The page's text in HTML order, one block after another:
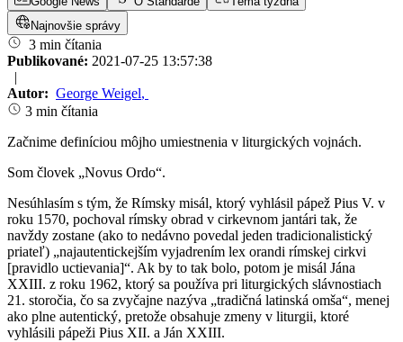
Najnovšie správy
3 min čítania
Publikované: 2021-07-25 13:57:38
|
Autor: George Weigel,
3 min čítania
Začnime definíciou môjho umiestnenia v liturgických vojnách.
Som človek „Novus Ordo“.
Nesúhlasím s tým, že Rímsky misál, ktorý vyhlásil pápež Pius V. v
roku 1570, pochoval rímsky obrad v cirkevnom jantári tak, že
navždy zostane (ako to nedávno povedal jeden tradicionalistický
priateľ) „najautentickejším vyjadrením lex orandi rímskej cirkvi
[pravidlo uctievania]“. Ak by to tak bolo, potom je misál Jána
XXIII. z roku 1962, ktorý sa používa pri liturgických slávnostiach
21. storočia, čo sa zvyčajne nazýva „tradičná latinská omša“, menej
ako plne autentický, pretože obsahuje zmeny v liturgii, ktoré
vyhlásili pápeži Pius XII. a Ján XXIII.